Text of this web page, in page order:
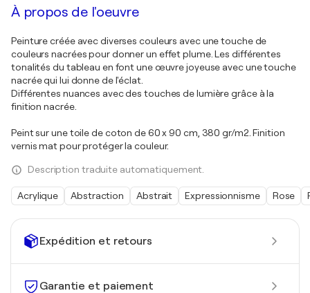
Expédition et retours
Garantie et paiement
À propos de l'oeuvre
Peinture créée avec diverses couleurs avec une touche de
couleurs nacrées pour donner un effet plume. Les différentes
tonalités du tableau en font une œuvre joyeuse avec une touche
nacrée qui lui donne de l'éclat.
Différentes nuances avec des touches de lumière grâce à la
finition nacrée.
Peint sur une toile de coton de 60 x 90 cm, 380 gr/m2. Finition
vernis mat pour protéger la couleur.
Description traduite automatiquement.
Acrylique Abstraction Abstrait Expressionnisme Rose